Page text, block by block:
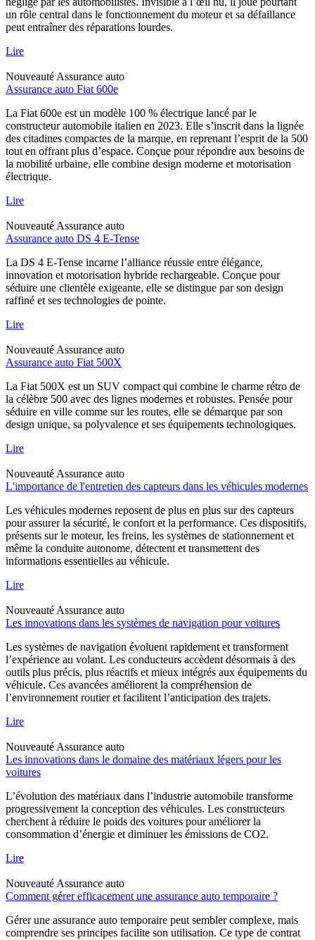
un rôle central dans le fonctionnement du moteur et sa défaillance
peut entraîner des réparations lourdes.
Lire
Nouveauté Assurance auto
Assurance auto Fiat 600e
La Fiat 600e est un modèle 100 % électrique lancé par le
constructeur automobile italien en 2023. Elle s’inscrit dans la lignée
des citadines compactes de la marque, en reprenant l’esprit de la 500
tout en offrant plus d’espace. Conçue pour répondre aux besoins de
la mobilité urbaine, elle combine design moderne et motorisation
électrique.
Lire
Nouveauté Assurance auto
Assurance auto DS 4 E-Tense
La DS 4 E-Tense incarne l’alliance réussie entre élégance,
innovation et motorisation hybride rechargeable. Conçue pour
séduire une clientèle exigeante, elle se distingue par son design
raffiné et ses technologies de pointe.
Lire
Nouveauté Assurance auto
Assurance auto Fiat 500X
La Fiat 500X est un SUV compact qui combine le charme rétro de
la célèbre 500 avec des lignes modernes et robustes. Pensée pour
séduire en ville comme sur les routes, elle se démarque par son
design unique, sa polyvalence et ses équipements technologiques.
Lire
Nouveauté Assurance auto
L'importance de l'entretien des capteurs dans les véhicules modernes
Les véhicules modernes reposent de plus en plus sur des capteurs
pour assurer la sécurité, le confort et la performance. Ces dispositifs,
présents sur le moteur, les freins, les systèmes de stationnement et
même la conduite autonome, détectent et transmettent des
informations essentielles au véhicule.
Lire
Nouveauté Assurance auto
Les innovations dans les systèmes de navigation pour voitures
Les systèmes de navigation évoluent rapidement et transforment
l’expérience au volant. Les conducteurs accèdent désormais à des
outils plus précis, plus réactifs et mieux intégrés aux équipements du
véhicule. Ces avancées améliorent la compréhension de
l’environnement routier et facilitent l’anticipation des trajets.
Lire
Nouveauté Assurance auto
Les innovations dans le domaine des matériaux légers pour les
voitures
L’évolution des matériaux dans l’industrie automobile transforme
progressivement la conception des véhicules. Les constructeurs
cherchent à réduire le poids des voitures pour améliorer la
consommation d’énergie et diminuer les émissions de CO2.
Lire
Nouveauté Assurance auto
Comment gérer efficacement une assurance auto temporaire ?
Gérer une assurance auto temporaire peut sembler complexe, mais
comprendre ses principes facilite son utilisation. Ce type de contrat